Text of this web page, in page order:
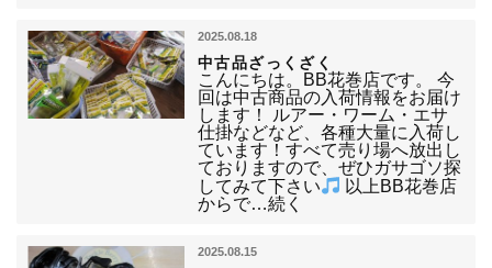
2025.08.18
中古品ざっくざく
こんにちは。BB花巻店です。 今
回は中古商品の入荷情報をお届け
します！ ルアー・ワーム・エサ
仕掛などなど、各種大量に入荷し
ています！すべて売り場へ放出し
ておりますので、ぜひガサゴソ探
してみて下さい
以上BB花巻店
からで…続く
2025.08.15